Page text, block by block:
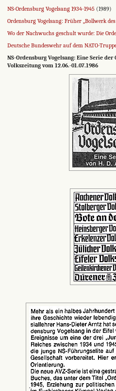
NS-Ordensburg Vogelsang 1934-1945 (1989)
Ordensburg Vogelsang: Früher „Bollwerk des
Wo der Nachwuchs geschult wurde: Die
Deutsche Bundeswehr auf dem NATO-
NS-Ordensburg Vogelsang: Eine Serie der
Volkszeitung vom 12.06.-01.07.1986